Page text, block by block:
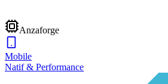
Anzaforge
Mobile
Natif & Performance